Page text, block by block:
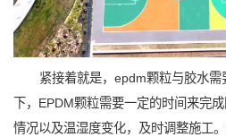
紧接着就是，epdm颗粒与胶水
下，EPDM颗粒需要一定的时间来完
情况以及温湿度变化，及时调整施工